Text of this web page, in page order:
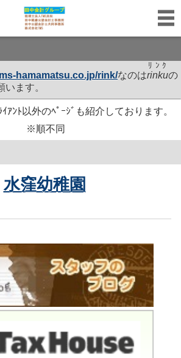
hamamatsu.co.jp/rink/なのはrinku
ﾘﾝｸ
の
ます。
ｱﾝﾄ以外のﾍﾟｰｼﾞも紹介しております。
※順不同
水窪幼稚園